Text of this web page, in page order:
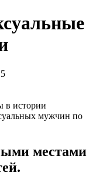
мужчин по
местами